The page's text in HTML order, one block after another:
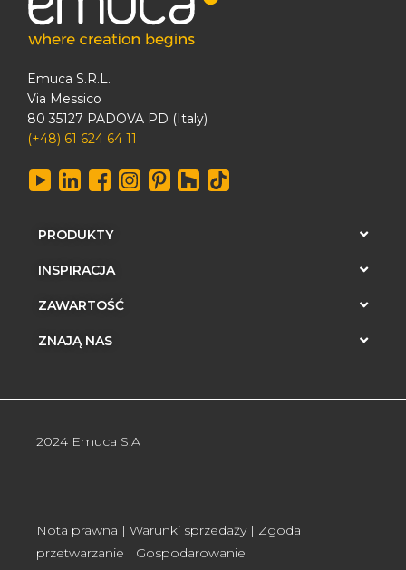
Emuca S.R.L.
Via Messico
80 35127 PADOVA PD (Italy)
(+48) 61 624 64 11
PRODUKTY
INSPIRACJA
ZAWARTOŚĆ
ZNAJĄ NAS
2024 Emuca S.A
Nota prawna | Warunki sprzedaży| Zgoda
przetwarzanie | Gospodarowanie